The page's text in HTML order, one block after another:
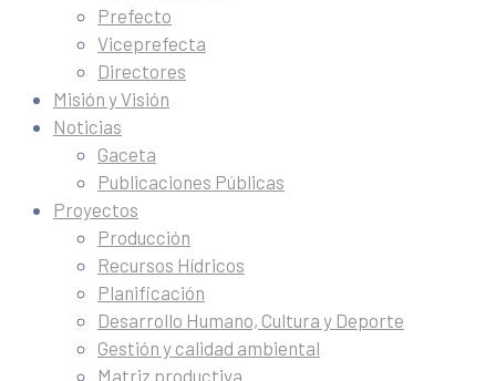
Prefecto
Viceprefecta
Directores
Misión y Visión
Noticias
Gaceta
Publicaciones Públicas
Proyectos
Producción
Recursos Hídricos
Planificación
Desarrollo Humano, Cultura y Deporte
Gestión y calidad ambiental
Matriz productiva